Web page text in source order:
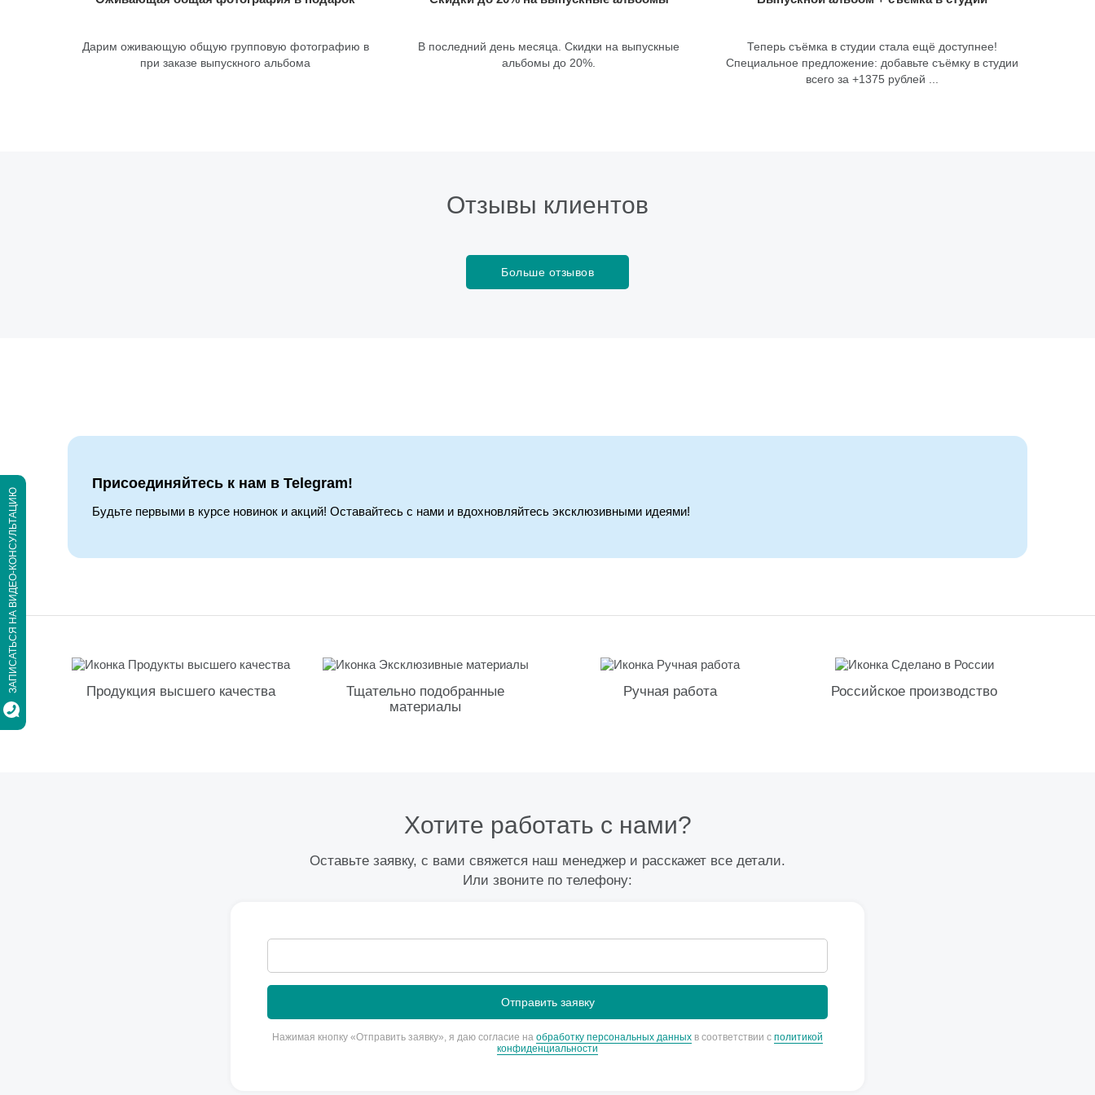
ЗАПИСАТЬСЯ НА ВИДЕО-КОНСУЛЬТАЦИЮ
Дарим оживающую общую групповую фотографию в
при заказе выпускного альбома
В последний день месяца. Скидки на выпускные
альбомы до 20%.
Теперь съёмка в студии стала ещё доступнее!
Специальное предложение: добавьте съёмку в студии
всего за +1375 рублей ...
Отзывы клиентов
Больше отзывов
Присоединяйтесь к нам в Telegram!
Будьте первыми в курсе новинок и акций! Оставайтесь с нами и вдохновляйтесь эксклюзивными идеями!
Продукция высшего качества
Тщательно подобранные
материалы
Ручная работа Российское производство
Хотите работать с нами?
Оставьте заявку, с вами свяжется наш менеджер и расскажет все детали.
Или звоните по телефону:
Нажимая кнопку «Отправить заявку», я даю согласие на обработку персональных данных в соответствии с политикой
конфиденциальности